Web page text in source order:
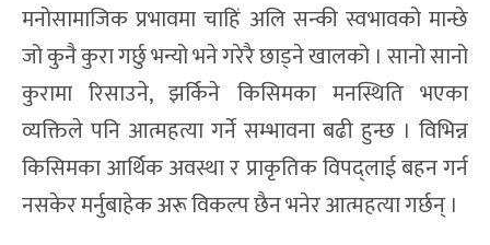
मनोसामाजिक प्रभावमा चाहिं अलि सन्की स्वभावको मान्छे
जो कुनै कुरा गर्छु भन्यो भने गरेरै छाड्ने खालको । सानो सानो
कुरामा रिसाउने, झर्किने किसिमका मनस्थिति भएका
व्यक्तिले पनि आत्महत्या गर्ने सम्भावना बढी हुन्छ । विभिन्न
किसिमका आर्थिक अवस्था र प्राकृतिक विपद्लाई बहन गर्न
नसकेर मर्नुबाहेक अरू विकल्प छैन भनेर आत्महत्या गर्छन् ।